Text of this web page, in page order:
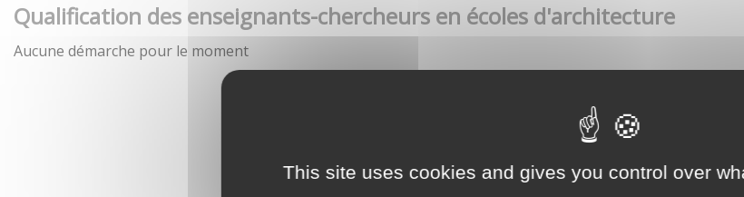
This site uses cookies and gives you control over
Qualification des enseignants-chercheurs en écoles d'architecture
Aucune démarche pour le moment